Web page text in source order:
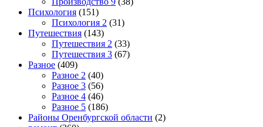
Психология (151)
Психология 2 (31)
Путешествия (143)
Путешествия 2 (33)
Путешествия 3 (67)
Разное (409)
Разное 2 (40)
Разное 3 (56)
Разное 4 (46)
Разное 5 (186)
Районы Оренбургской области (2)